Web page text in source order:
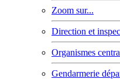
Zoom sur...
Direction et
Organismes
Gendarmerie